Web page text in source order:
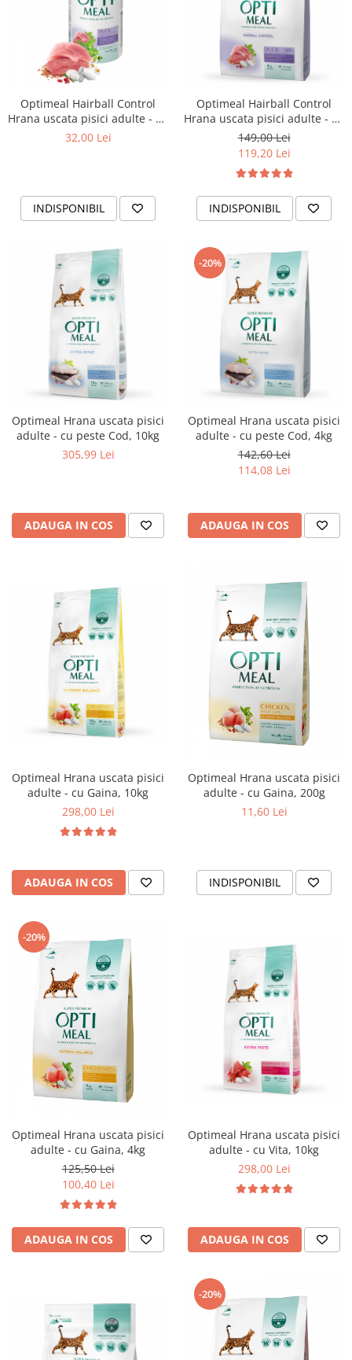
Optimeal Hairball Control
Hrana uscata pisici adulte - cu
Rata, 650g
32,00 Lei
INDISPONIBIL
Optimeal Hairball Control
Hrana uscata pisici adulte - cu
Rata, 4kg
149,00 Lei
119,20 Lei
INDISPONIBIL
Optimeal Hrana uscata pisici
adulte - cu peste Cod, 10kg
305,99 Lei
ADAUGA IN COS
-20%
Optimeal Hrana uscata pisici
adulte - cu peste Cod, 4kg
142,60 Lei
114,08 Lei
ADAUGA IN COS
Optimeal Hrana uscata pisici
adulte - cu Gaina, 10kg
298,00 Lei
ADAUGA IN COS
Optimeal Hrana uscata pisici
adulte - cu Gaina, 200g
11,60 Lei
INDISPONIBIL
-20%
Optimeal Hrana uscata pisici
adulte - cu Gaina, 4kg
125,50 Lei
100,40 Lei
ADAUGA IN COS
Optimeal Hrana uscata pisici
adulte - cu Vita, 10kg
298,00 Lei
ADAUGA IN COS
-20%